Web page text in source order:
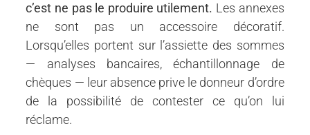
c’est ne pas le produire utilement. Les annexes
ne sont pas un accessoire décoratif.
Lorsqu’elles portent sur l’assiette des sommes
— analyses bancaires, échantillonnage de
chèques — leur absence prive le donneur d’ordre
de la possibilité de contester ce qu’on lui
réclame.